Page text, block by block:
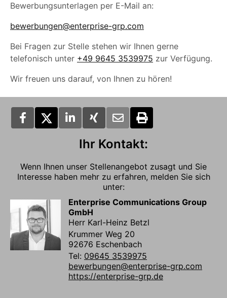
Bewerbungsunterlagen per E-Mail an:
bewerbungen@enterprise-grp.com
Bei Fragen zur Stelle stehen wir Ihnen gerne
telefonisch unter +49 9645 3539975 zur Verfügung.
Wir freuen uns darauf, von Ihnen zu hören!
Ihr Kontakt:
Wenn Ihnen unser Stellenangebot zusagt und Sie
Interesse haben mehr zu erfahren, melden Sie sich
unter:
Enterprise Communications Group
GmbH
Herr Karl-Heinz Betzl
Krummer Weg 20
92676 Eschenbach
Tel: 09645 3539975
bewerbungen@enterprise-grp.com
https://enterprise-grp.de